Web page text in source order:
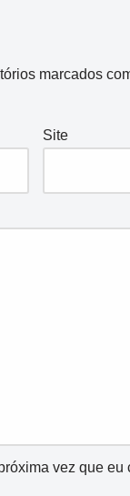
marcados
Site
vez que eu